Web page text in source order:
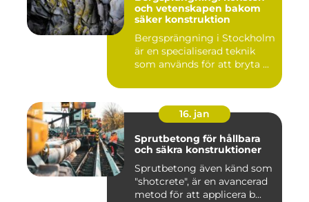
och vetenskapen bakom
säker konstruktion
Bergsprängning i Stockholm
är en specialiserad teknik
som används för att bryta ...
16. jan
Sprutbetong för hållbara
och säkra konstruktioner
Sprutbetong även känd som
"shotcrete", är en avancerad
metod för att applicera b...